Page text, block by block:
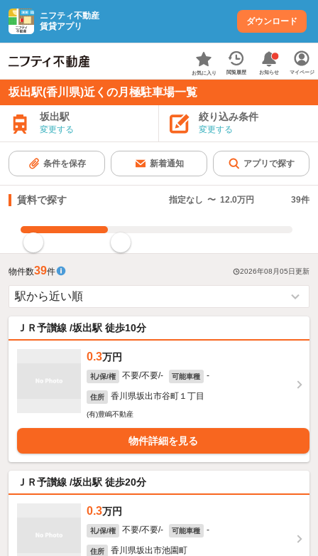
ニフティ不動産
賃貸アプリ
ダウンロード
お気に入り 閲覧履歴 お知らせ マイページ
坂出駅(香川県)近くの月極駐車場一覧
坂出駅
変更する
絞り込み条件
変更する
条件を保存 新着通知 アプリで探す
賃料で探す 指定なし 〜 12.0万円 39件
物件数39件 2026年08月05日更新
ＪＲ予讃線 /坂出駅 徒歩10分
0.3万円
礼/保/権 不要/不要/- 可能車種 -
住所 香川県坂出市谷町１丁目
(有)豊嶋不動産
物件詳細を見る
ＪＲ予讃線 /坂出駅 徒歩20分
0.3万円
礼/保/権 不要/不要/- 可能車種 -
住所 香川県坂出市池園町